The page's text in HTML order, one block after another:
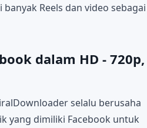
Reels dan video sebagai
dalam HD - 720p,
selalu berusaha
yang dimiliki Facebook untuk